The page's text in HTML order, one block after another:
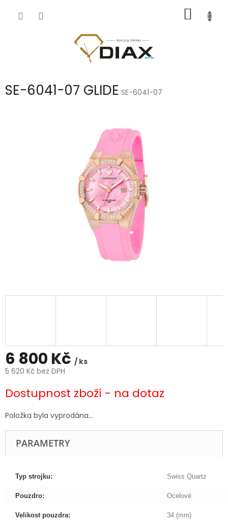
KOŠÍK
SE-6041-07 GLIDE SE-6041-07
6 800 Kč / ks
5 620 Kč bez DPH
cena:
Dostupnost zboží - na dotaz
Položka byla vyprodána…
PARAMETRY
Typ strojku: Swiss Quartz
Pouzdro: Ocelové
Velikost pouzdra: 34 (mm)